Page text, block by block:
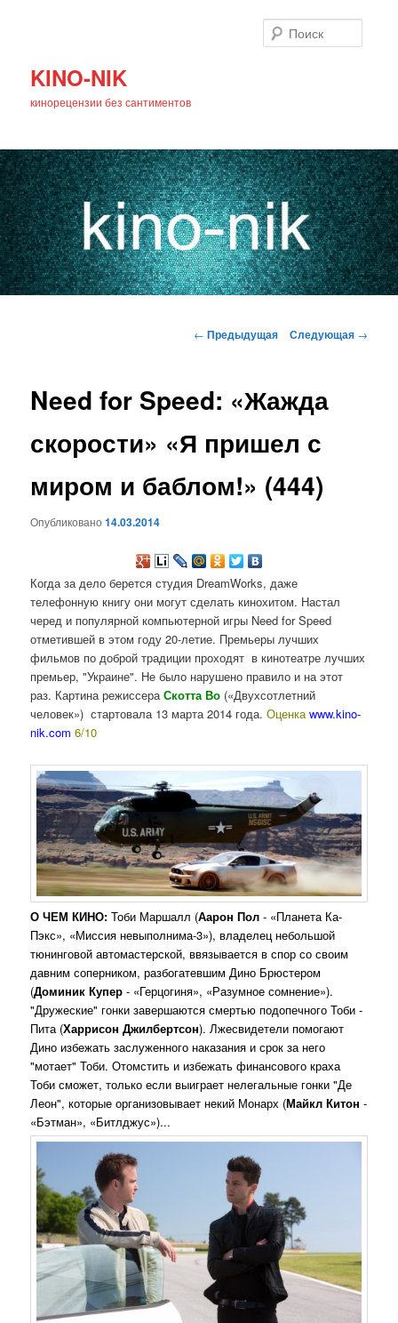
KINO-NIK
кинорецензии без сантиментов
основному
Навигация
← Предыдущая Следующая →
Need for Speed: «Жажда
скорости» «Я пришел с
миром и баблом!» (444)
Опубликовано14.03.2014
Когда за дело берется студия DreamWorks, даже
телефонную книгу они могут сделать кинохитом. Настал
черед и популярной компьютерной игры Need for Speed
отметившей в этом году 20-летие. Премьеры лучших
фильмов по доброй традиции проходят в кинотеатре лучших
премьер, "Украине". Не было нарушено правило и на этот
раз. Картина режиссераСкотта Во («Двухсотлетний
человек») стартовала 13 марта 2014 года. Оценкаwww.kino-
nik.com6/10
О ЧЕМ КИНО:Тоби Маршалл (Аарон Пол - «Планета Ка-
Пэкс», «Миссия невыполнима-3»), владелец небольшой
тюнинговой автомастерской, ввязывается в спор со своим
давним соперником, разбогатевшим Дино Брюстером
(Доминик Купер - «Герцогиня», «Разумное сомнение»).
"Дружеские" гонки завершаются смертью подопечного Тоби -
Пита (Харрисон Джилбертсон). Лжесвидетели помогают
Дино избежать заслуженного наказания и срок за него
"мотает" Тоби. Отомстить и избежать финансового краха
Тоби сможет, только если выиграет нелегальные гонки "Де
Леон", которые организовывает некий Монарх (Майкл Китон -
«Бэтман», «Битлджус»)...